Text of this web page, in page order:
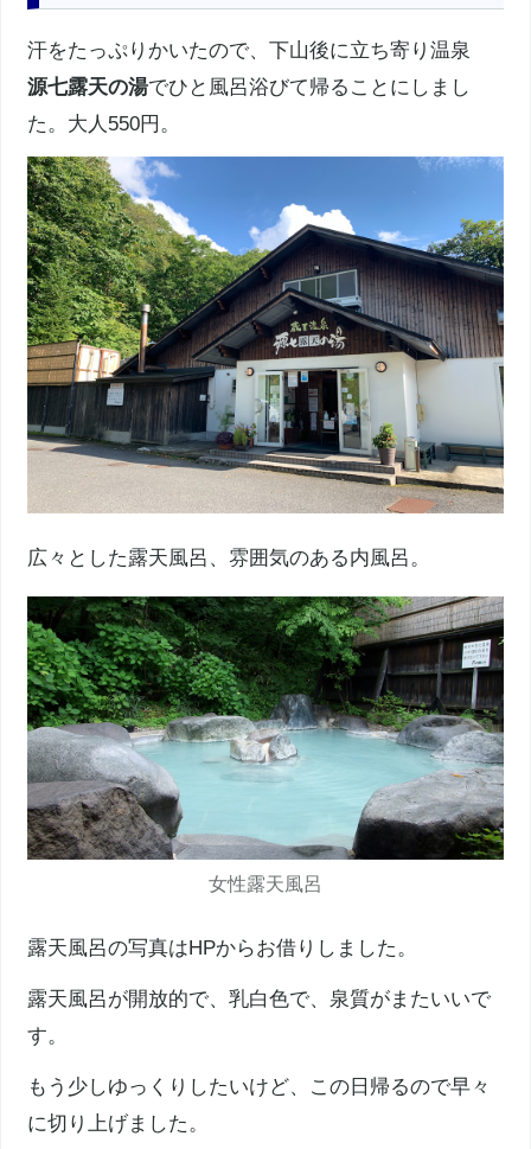
汗をたっぷりかいたので、下山後に立ち寄り温泉
源七露天の湯でひと風呂浴びて帰ることにしまし
た。大人550円。
広々とした露天風呂、雰囲気のある内風呂。
女性露天風呂
露天風呂の写真はHPからお借りしました。
露天風呂が開放的で、乳白色で、泉質がまたいいで
す。
もう少しゆっくりしたいけど、この日帰るので早々
に切り上げました。